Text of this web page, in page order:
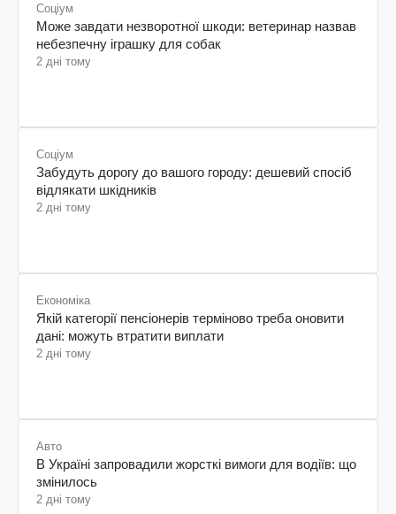
Соціум
Може завдати незворотної шкоди: ветеринар назвав
небезпечну іграшку для собак
2 дні тому
Соціум
Забудуть дорогу до вашого городу: дешевий спосіб
відлякати шкідників
2 дні тому
Економіка
Якій категорії пенсіонерів терміново треба оновити
дані: можуть втратити виплати
2 дні тому
Авто
В Україні запровадили жорсткі вимоги для водіїв: що
змінилось
2 дні тому